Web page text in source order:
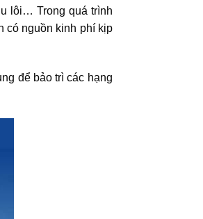
lôi… Trong quá trình
có nguồn kinh phí kịp
để bảo trì các hạng